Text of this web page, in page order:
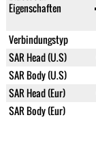
Eigenschaften
Verbindungstyp
SAR Head (U.S)
SAR Body (U.S)
SAR Head (Eur)
SAR Body (Eur)